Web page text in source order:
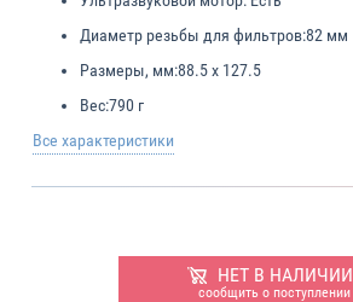
Диаметр резьбы для фильтров:82 мм
Размеры, мм:88.5 x 127.5
Вес:790 г
Все характеристики
НЕТ В НАЛИЧИИ
сообщить о поступлении